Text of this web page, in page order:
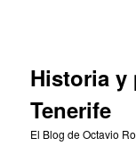
Historia y
Tenerife
El Blog de Octavio